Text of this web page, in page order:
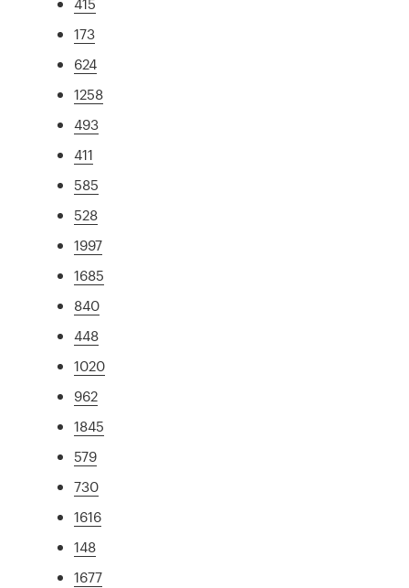
173
624
1258
493
411
585
528
1997
1685
840
448
1020
962
1845
579
730
1616
148
1677